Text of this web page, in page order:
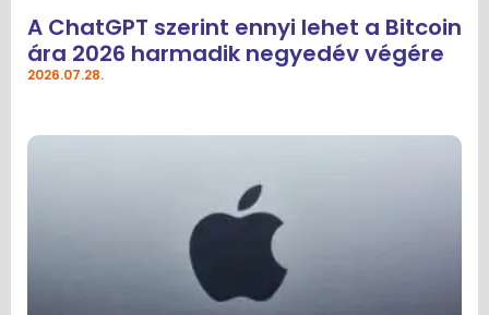
A ChatGPT szerint ennyi lehet a Bitcoin
ára 2026 harmadik negyedév végére
2026.07.28.